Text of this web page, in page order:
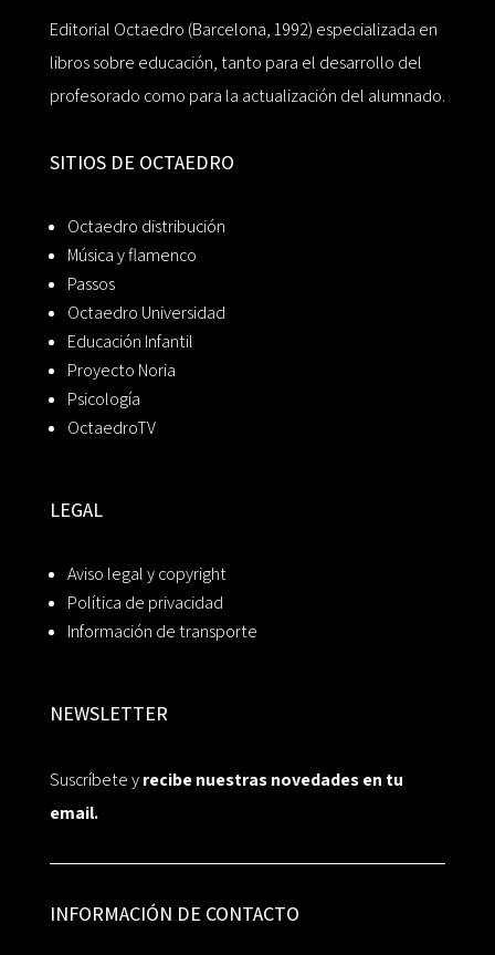
Editorial Octaedro (Barcelona, 1992) especializada en
libros sobre educación, tanto para el desarrollo del
profesorado como para la actualización del alumnado.
SITIOS DE OCTAEDRO
Octaedro distribución
Música y flamenco
Passos
Octaedro Universidad
Educación Infantil
Proyecto Noria
Psicología
OctaedroTV
LEGAL
Aviso legal y copyright
Política de privacidad
Información de transporte
NEWSLETTER
Suscríbete yrecibe nuestras novedades en tu
email.
INFORMACIÓN DE CONTACTO